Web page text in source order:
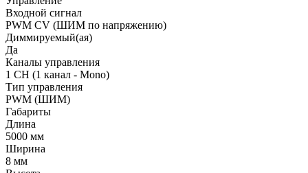
Входной сигнал
PWM СV (ШИМ по напряжению)
Диммируемый(ая)
Да
Каналы управления
1 CH (1 канал - Mono)
Тип управления
PWM (ШИМ)
Габариты
Длина
5000 мм
Ширина
8 мм